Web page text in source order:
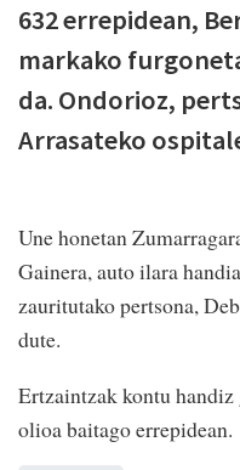
632 errepidean,
markako
da. Ondorioz,
Arrasateko
Une honetan
Gainera, auto ilara
zauritutako pertsona,
dute.
Ertzaintzak kontu handiz
olioa baitago errepidean.